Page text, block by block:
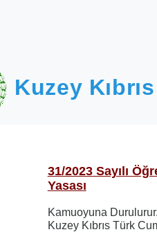
Kuzey
31/2023 Sayılı
Yasası
Kamuoyuna Durulurur.
Kuzey Kıbrıs Türk